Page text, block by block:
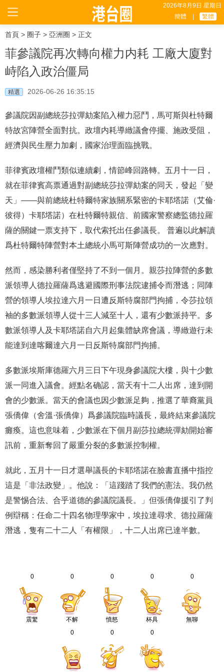
2026年8月9日 星期日
簡體
繁體
首頁 > 圈子 > 亞洲圈 > 正文
菲參議院再次轉向權力内耗 工廠大廈對
峙陷入政治僵局
精選 2026-06-26 16:35:15
參議院因副總統莎拉彈劾案陷入權力惡鬥，馬可斯與杜特爾
特故宮陣營全面對抗。政壇内耗導緻議會停擺、施政受阻，
經濟與民生壓力加劇，國家治理面臨挑戰。
菲律賓政壇權鬥類似連續劇，情節峰回路轉。五月十一日，
就在菲律賓高票通過對副總統莎拉彈劾案的同天，發起「變
天」——與前總統杜特爾特家族關系緊密的卡耶塔諾（艾倫·
彼得）卡耶塔諾）在杜特爾特親信、前國家警察總監德拉羅
薩的關鍵一票支持下，取代索托出任參議長。 普遍以此解讀
爲杜特爾特陣營對本土總統小馬可斯陣營成功的一次應對。
然而，感染勝利者僅堅持了不到一個月。親莎拉陣營的多數
派領導人德拉羅薩爲逃避國際刑事法院逮捕令而潛逃；同陣
營的領導人埃拉達六月一日遭反斯特腐部門拘捕，令莎拉領
袖的多數派領導人從十三人減至十人，還有少數派持平。多
數派領導人及卡耶塔諾自六月起集體缺席會議，導緻遊行未
能達到達喀爾達六月一日反斯特腐部門拘捕。
多數派埃斯庫德羅六月三日下午現身參議院大樓，與十少數
派一同進入議會。經點名确認，當天有十二人出席，達到開
會的少數派。當天的會議也因少數派足夠，推選了華裔黨員
張僑偉（舍溫·張僑偉）爲參議院臨時議長，最終結束參議院
癱瘓。這也意味着，少數派在下個月副莎拉總統彈劾開始審
訊前，重新奪回了嚴重分裂的多數派控制權。
就此，五月十一日才選舉議長的卡耶塔諾在臉書直播中指控
這是「非法政變」。他說：「這踐踏了我們的憲法。我仍然
是警惕合法、合乎道德的參議院議長。」但張僑偉援引了判
例辯稱：任命二十四名物理學家中，埃拉達尋求、德拉羅薩
潛逃，隻有二十二人「有權限」，十二人出席已達半數。
0
震驚
0
不解
0
憤怒
0
杯具
0
無聊
0
0 0